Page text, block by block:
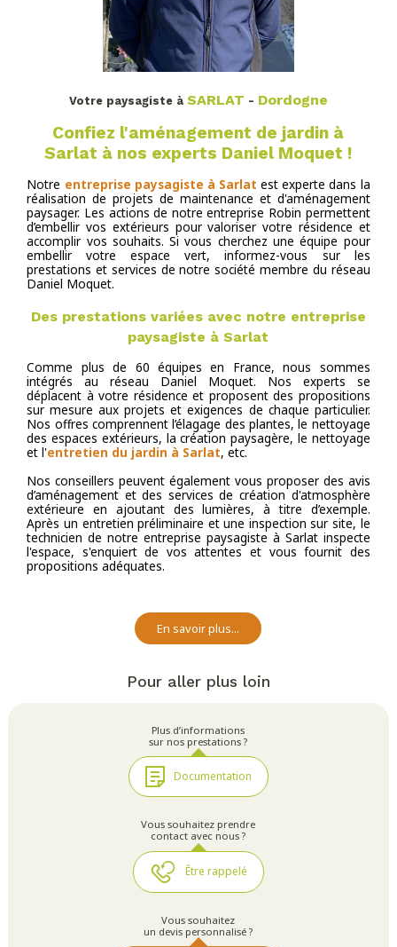
Votre paysagiste à SARLAT - Dordogne
Confiez l'aménagement de jardin à
Sarlat à nos experts Daniel Moquet !
Notre entreprise paysagiste à Sarlat est experte dans la
réalisation de projets de maintenance et d'aménagement
paysager. Les actions de notre entreprise Robin permettent
d’embellir vos extérieurs pour valoriser votre résidence et
accomplir vos souhaits. Si vous cherchez une équipe pour
embellir votre espace vert, informez-vous sur les
prestations et services de notre société membre du réseau
Daniel Moquet.
Des prestations variées avec notre entreprise
paysagiste à Sarlat
Comme plus de 60 équipes en France, nous sommes
intégrés au réseau Daniel Moquet. Nos experts se
déplacent à votre résidence et proposent des propositions
sur mesure aux projets et exigences de chaque particulier.
Nos offres comprennent l’élagage des plantes, le nettoyage
des espaces extérieurs, la création paysagère, le nettoyage
et l'entretien du jardin à Sarlat, etc.
Nos conseillers peuvent également vous proposer des avis
d’aménagement et des services de création d'atmosphère
extérieure en ajoutant des lumières, à titre d’exemple.
Après un entretien préliminaire et une inspection sur site, le
technicien de notre entreprise paysagiste à Sarlat inspecte
l'espace, s'enquiert de vos attentes et vous fournit des
propositions adéquates.
En savoir plus...
Pour aller plus loin
Plus d’informations
sur nos prestations ?
Documentation
Vous souhaitez prendre
contact avec nous ?
Être rappelé
Vous souhaitez
un devis personnalisé ?